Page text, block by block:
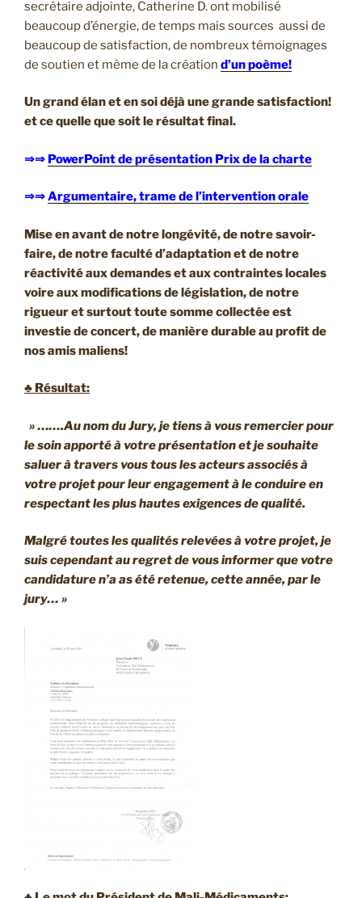
secrétaire adjointe, Catherine D. ont mobilisé
beaucoup d’énergie, de temps mais sources aussi de
beaucoup de satisfaction, de nombreux témoignages
de soutien et même de la création d’un poème!
Un grand élan et en soi déjà une grande satisfaction!
et ce quelle que soit le résultat final.
⇒⇒ PowerPoint de présentation Prix de la charte
⇒⇒Argumentaire, trame de l’intervention orale
Mise en avant de notre longévité, de notre savoir-
faire, de notre faculté d’adaptation et de notre
réactivité aux demandes et aux contraintes locales
voire aux modifications de législation, de notre
rigueur et surtout toute somme collectée est
investie de concert, de manière durable au profit de
nos amis maliens!
♣ Résultat:
» …….Au nom du Jury, je tiens à vous remercier pour
le soin apporté à votre présentation et je souhaite
saluer à travers vous tous les acteurs associés à
votre projet pour leur engagement à le conduire en
respectant les plus hautes exigences de qualité.
Malgré toutes les qualités relevées à votre projet, je
suis cependant au regret de vous informer que votre
candidature n’a as été retenue, cette année, par le
jury… »